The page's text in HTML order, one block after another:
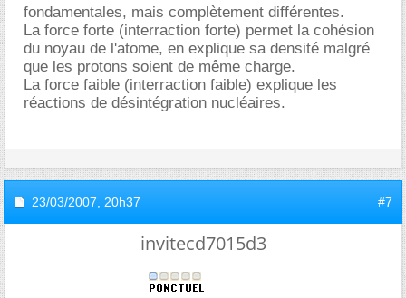
fondamentales, mais complètement différentes.
La force forte (interraction forte) permet la cohésion
du noyau de l'atome, en explique sa densité malgré
que les protons soient de même charge.
La force faible (interraction faible) explique les
réactions de désintégration nucléaires.
23/03/2007, 20h37 #7
invitecd7015d3